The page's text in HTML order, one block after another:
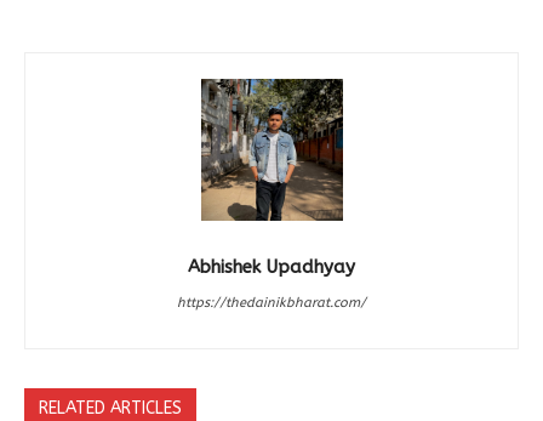
Abhishek Upadhyay
https://thedainikbharat.com/
RELATED ARTICLES